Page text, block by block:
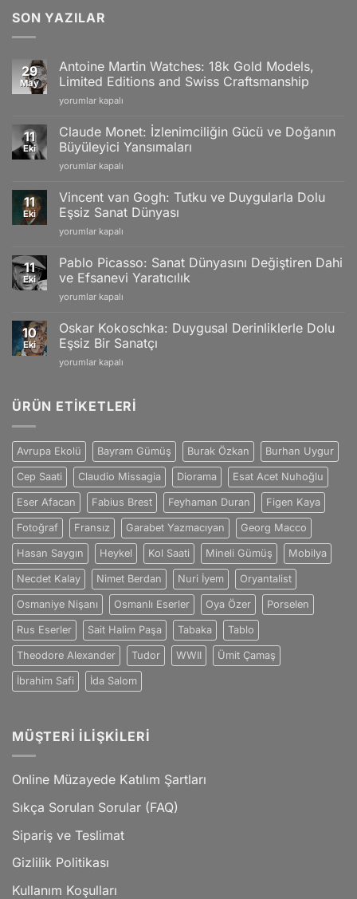
SON YAZILAR
29
May
Antoine Martin Watches: 18k Gold Models,
Limited Editions and Swiss Craftsmanship
Antoine
Watches:
18k
Gold
Models,
Editions
and
Swiss
Craftsmanship
yorumlar kapalı
11
Eki
Claude Monet: İzlenimciliğin Gücü ve Doğanın
Büyüleyici Yansımaları
Claude
İzlenimciliğin
Gücü
ve
Doğanın
Yansımaları
için
yorumlar kapalı
11
Eki
Vincent van Gogh: Tutku ve Duygularla Dolu
Eşsiz Sanat Dünyası
Vincent
Gogh:
Tutku
ve
Duygularla
Eşsiz
Sanat
Dünyası
için
yorumlar kapalı
11
Eki
Pablo Picasso: Sanat Dünyasını Değiştiren Dahi
ve Efsanevi Yaratıcılık
Pablo
Sanat
Dünyasını
Değiştiren
Dahi
Yaratıcılık
yorumlar kapalı
10
Eki
Oskar Kokoschka: Duygusal Derinliklerle Dolu
Eşsiz Bir Sanatçı
Oskar
Derinliklerle
Bir
Sanatçı
için
yorumlar kapalı
ÜRÜN ETIKETLERI
Avrupa Ekolü Bayram Gümüş Burak Özkan Burhan Uygur
Cep Saati Claudio Missagia Diorama Esat Acet Nuhoğlu
Eser Afacan Fabius Brest Feyhaman Duran Figen Kaya
Fotoğraf Fransız Garabet Yazmacıyan Georg Macco
Hasan Saygın Heykel Kol Saati Mineli Gümüş Mobilya
Necdet Kalay Nimet Berdan Nuri İyem Oryantalist
Osmaniye Nişanı Osmanlı Eserler Oya Özer Porselen
Rus Eserler Sait Halim Paşa Tabaka Tablo
Theodore Alexander Tudor WWII Ümit Çamaş
İbrahim Safi İda Salom
MÜŞTERI İLIŞKILERI
Online Müzayede Katılım Şartları
Sıkça Sorulan Sorular (FAQ)
Sipariş ve Teslimat
Gizlilik Politikası
Kullanım Koşulları